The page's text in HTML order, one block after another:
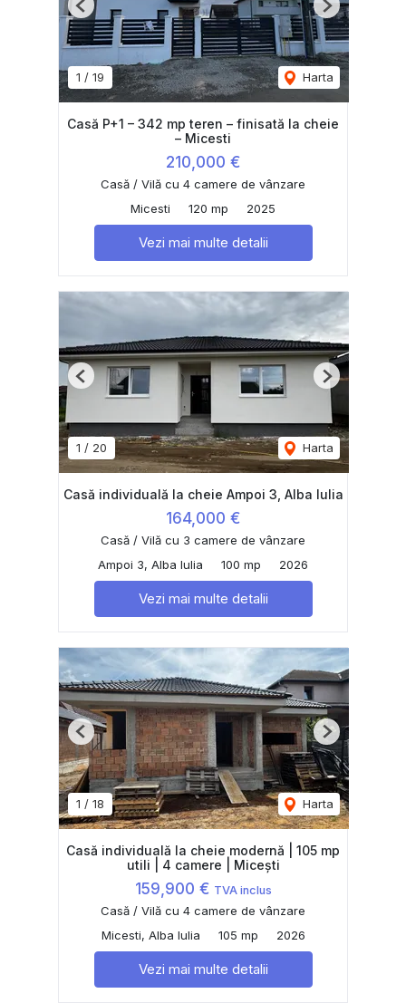
1 / 19 Harta
Previous Next
Casă P+1 – 342 mp teren – finisată la cheie
– Micesti
210,000 €
Casă / Vilă cu 4 camere de vânzare
Micesti
120 mp 2025
Vezi mai multe detalii
1 / 20 Harta
Previous Next
Casă individuală la cheie Ampoi 3, Alba Iulia
164,000 €
Casă / Vilă cu 3 camere de vânzare
Ampoi 3, Alba Iulia
100 mp 2026
Vezi mai multe detalii
1 / 18 Harta
Previous Next
Casă individuală la cheie modernă | 105 mp
utili | 4 camere | Micești
159,900 € TVA inclus
Casă / Vilă cu 4 camere de vânzare
Micesti, Alba Iulia
105 mp 2026
Vezi mai multe detalii